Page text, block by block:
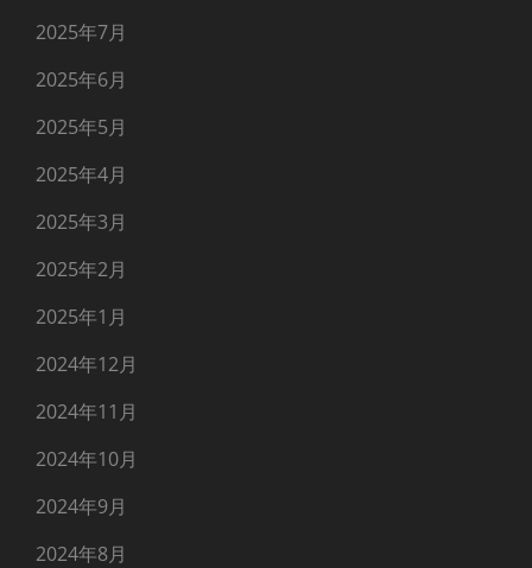
2025年7月
2025年6月
2025年5月
2025年4月
2025年3月
2025年2月
2025年1月
2024年12月
2024年11月
2024年10月
2024年9月
2024年8月